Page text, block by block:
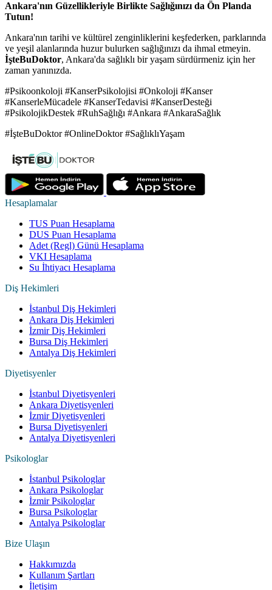
Ankara'nın Güzellikleriyle Birlikte Sağlığınızı da Ön Planda
Tutun!
Ankara'nın tarihi ve kültürel zenginliklerini keşfederken, parklarında
ve yeşil alanlarında huzur bulurken sağlığınızı da ihmal etmeyin.
İşteBuDoktor, Ankara'da sağlıklı bir yaşam sürdürmeniz için her
zaman yanınızda.
#Psikoonkoloji #KanserPsikolojisi #Onkoloji #Kanser
#KanserleMücadele #KanserTedavisi #KanserDesteği
#PsikolojikDestek #RuhSağlığı #Ankara #AnkaraSağlık
#İşteBuDoktor #OnlineDoktor #SağlıklıYaşam
Hesaplamalar
TUS Puan Hesaplama
DUS Puan Hesaplama
Adet (Regl) Günü Hesaplama
VKI Hesaplama
Su İhtiyacı Hesaplama
Diş Hekimleri
İstanbul Diş Hekimleri
Ankara Diş Hekimleri
İzmir Diş Hekimleri
Bursa Diş Hekimleri
Antalya Diş Hekimleri
Diyetisyenler
İstanbul Diyetisyenleri
Ankara Diyetisyenleri
İzmir Diyetisyenleri
Bursa Diyetisyenleri
Antalya Diyetisyenleri
Psikologlar
İstanbul Psikologlar
Ankara Psikologlar
İzmir Psikologlar
Bursa Psikologlar
Antalya Psikologlar
Bize Ulaşın
Hakkımızda
Kullanım Şartları
İletişim